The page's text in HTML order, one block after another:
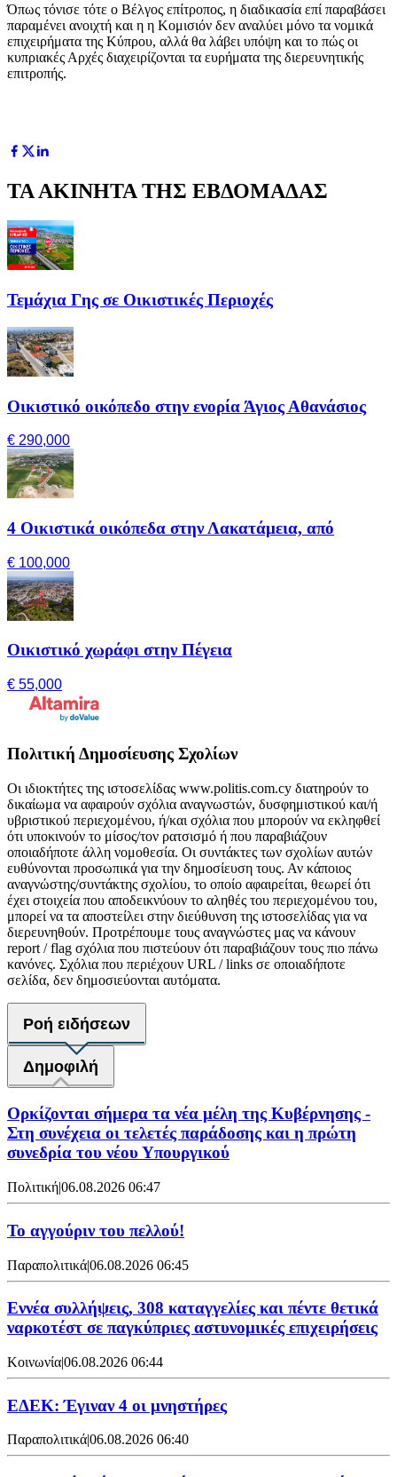
Όπως τόνισε τότε ο Βέλγος επίτροπος, η διαδικασία επί παραβάσει
παραμένει ανοιχτή και η η Κομισιόν δεν αναλύει μόνο τα νομικά
επιχειρήματα της Κύπρου, αλλά θα λάβει υπόψη και το πώς οι
κυπριακές Αρχές διαχειρίζονται τα ευρήματα της διερευνητικής
επιτροπής.
ΤΑ ΑΚΙΝΗΤΑ ΤΗΣ ΕΒΔΟΜΑΔΑΣ
Τεμάχια Γης σε Οικιστικές Περιοχές
Οικιστικό οικόπεδο στην ενορία Άγιος Αθανάσιος
€ 290,000
4 Οικιστικά οικόπεδα στην Λακατάμεια, από
€ 100,000
Οικιστικό χωράφι στην Πέγεια
€ 55,000
Πολιτική Δημοσίευσης Σχολίων
Οι ιδιοκτήτες της ιστοσελίδας www.politis.com.cy διατηρούν το
δικαίωμα να αφαιρούν σχόλια αναγνωστών, δυσφημιστικού και/ή
υβριστικού περιεχομένου, ή/και σχόλια που μπορούν να εκληφθεί
ότι υποκινούν το μίσος/τον ρατσισμό ή που παραβιάζουν
οποιαδήποτε άλλη νομοθεσία. Οι συντάκτες των σχολίων αυτών
ευθύνονται προσωπικά για την δημοσίευση τους. Αν κάποιος
αναγνώστης/συντάκτης σχολίου, το οποίο αφαιρείται, θεωρεί ότι
έχει στοιχεία που αποδεικνύουν το αληθές του περιεχομένου του,
μπορεί να τα αποστείλει στην διεύθυνση της ιστοσελίδας για να
διερευνηθούν. Προτρέπουμε τους αναγνώστες μας να κάνουν
report / flag σχόλια που πιστεύουν ότι παραβιάζουν τους πιο πάνω
κανόνες. Σχόλια που περιέχουν URL / links σε οποιαδήποτε
σελίδα, δεν δημοσιεύονται αυτόματα.
Ροή ειδήσεων
Δημοφιλή
Ορκίζονται σήμερα τα νέα μέλη της Κυβέρνησης -
Στη συνέχεια οι τελετές παράδοσης και η πρώτη
συνεδρία του νέου Υπουργικού
Πολιτική|06.08.2026 06:47
Το αγγούριν του πελλού!
Παραπολιτικά|06.08.2026 06:45
Εννέα συλλήψεις, 308 καταγγελίες και πέντε θετικά
ναρκοτέστ σε παγκύπριες αστυνομικές επιχειρήσεις
Κοινωνία|06.08.2026 06:44
ΕΔΕΚ: Έγιναν 4 οι μνηστήρες
Παραπολιτικά|06.08.2026 06:40